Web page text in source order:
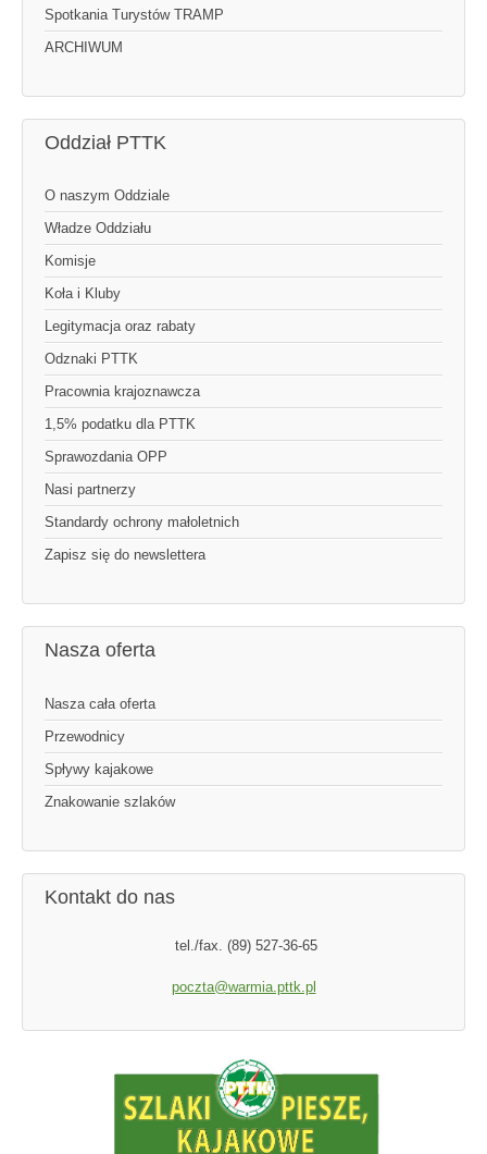
Spotkania Turystów TRAMP
ARCHIWUM
Oddział PTTK
O naszym Oddziale
Władze Oddziału
Komisje
Koła i Kluby
Legitymacja oraz rabaty
Odznaki PTTK
Pracownia krajoznawcza
1,5% podatku dla PTTK
Sprawozdania OPP
Nasi partnerzy
Standardy ochrony małoletnich
Zapisz się do newslettera
Nasza oferta
Nasza cała oferta
Przewodnicy
Spływy kajakowe
Znakowanie szlaków
Kontakt do nas
tel./fax. (89) 527-36-65
poczta@warmia.pttk.pl